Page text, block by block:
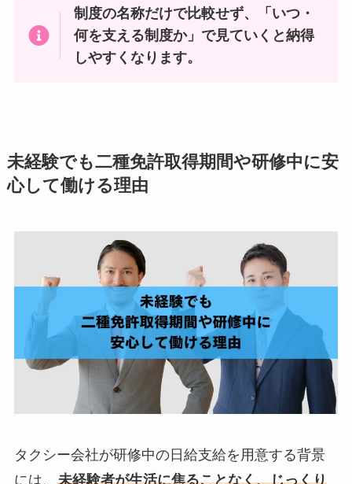
制度の名称だけで比較せず、「いつ・
何を支える制度か」で見ていくと納得
しやすくなります。
未経験でも二種免許取得期間や研修中に安
心して働ける理由
タクシー会社が研修中の日給支給を用意する背景
には、 未経験者が生活に焦ることなく、じっくり